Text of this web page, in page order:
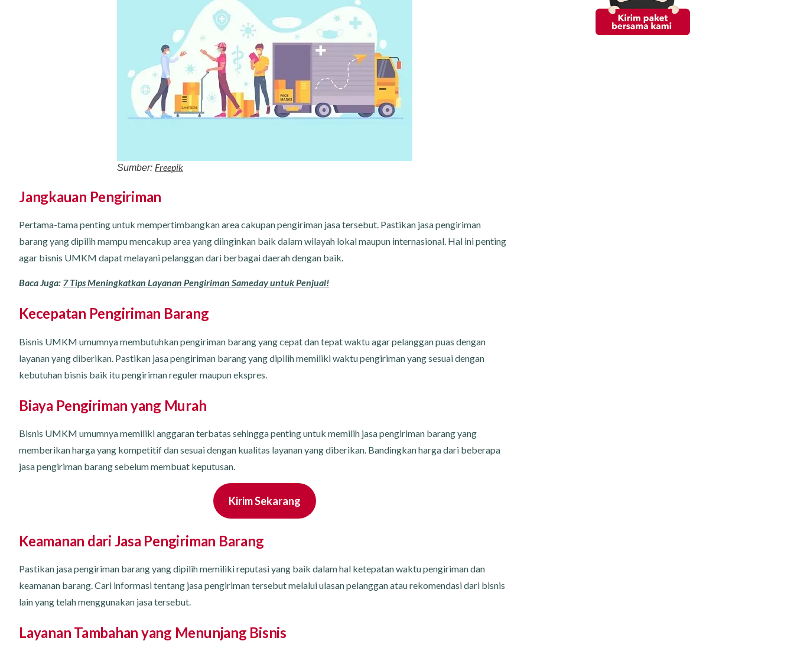
Sumber: Freepik
Jangkauan Pengiriman
Pertama-tama penting untuk mempertimbangkan area cakupan pengiriman jasa tersebut. Pastikan jasa pengiriman
barang yang dipilih mampu mencakup area yang diinginkan baik dalam wilayah lokal maupun internasional. Hal ini penting
agar bisnis UMKM dapat melayani pelanggan dari berbagai daerah dengan baik.
Baca Juga: 7 Tips Meningkatkan Layanan Pengiriman Sameday untuk Penjual!
Kecepatan Pengiriman Barang
Bisnis UMKM umumnya membutuhkan pengiriman barang yang cepat dan tepat waktu agar pelanggan puas dengan
layanan yang diberikan. Pastikan jasa pengiriman barang yang dipilih memiliki waktu pengiriman yang sesuai dengan
kebutuhan bisnis baik itu pengiriman reguler maupun ekspres.
Biaya Pengiriman yang Murah
Bisnis UMKM umumnya memiliki anggaran terbatas sehingga penting untuk memilih jasa pengiriman barang yang
memberikan harga yang kompetitif dan sesuai dengan kualitas layanan yang diberikan. Bandingkan harga dari beberapa
jasa pengiriman barang sebelum membuat keputusan.
Kirim Sekarang
Keamanan dari Jasa Pengiriman Barang
Pastikan jasa pengiriman barang yang dipilih memiliki reputasi yang baik dalam hal ketepatan waktu pengiriman dan
keamanan barang. Cari informasi tentang jasa pengiriman tersebut melalui ulasan pelanggan atau rekomendasi dari bisnis
lain yang telah menggunakan jasa tersebut.
Layanan Tambahan yang Menunjang Bisnis